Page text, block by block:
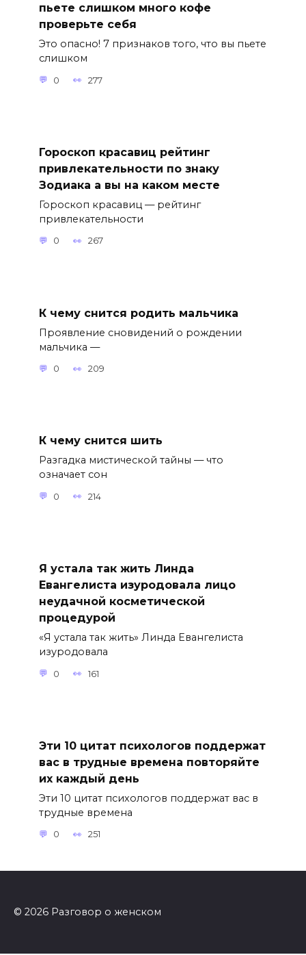
пьете слишком много кофе
проверьте себя
Это опасно! 7 признаков того, что вы пьете
слишком
0 277
Гороскоп красавиц рейтинг
привлекательности по знаку
Зодиака а вы на каком месте
Гороскоп красавиц — рейтинг
привлекательности
0 267
К чему снится родить мальчика
Проявление сновидений о рождении
мальчика —
0 209
К чему снится шить
Разгадка мистической тайны — что
означает сон
0 214
Я устала так жить Линда
Евангелиста изуродовала лицо
неудачной косметической
процедурой
«Я устала так жить» Линда Евангелиста
изуродовала
0 161
Эти 10 цитат психологов поддержат
вас в трудные времена повторяйте
их каждый день
Эти 10 цитат психологов поддержат вас в
трудные времена
0 251
© 2026 Разговор о женском